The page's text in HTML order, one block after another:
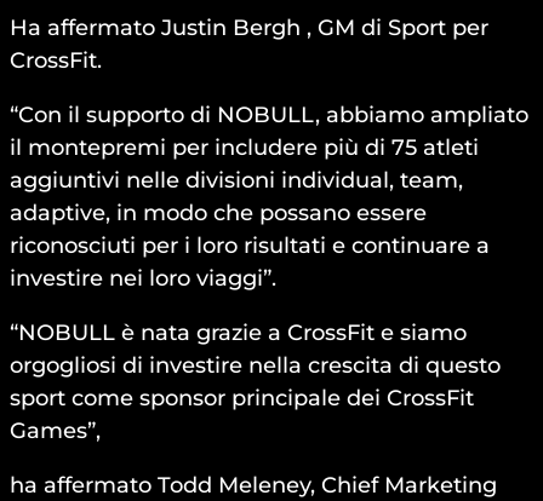
Ha affermato Justin Bergh , GM di Sport per
CrossFit.
“Con il supporto di NOBULL, abbiamo ampliato
il montepremi per includere più di 75 atleti
aggiuntivi nelle divisioni individual, team,
adaptive, in modo che possano essere
riconosciuti per i loro risultati e continuare a
investire nei loro viaggi”.
“NOBULL è nata grazie a CrossFit e siamo
orgogliosi di investire nella crescita di questo
sport come sponsor principale dei CrossFit
Games”,
ha affermato Todd Meleney, Chief Marketing